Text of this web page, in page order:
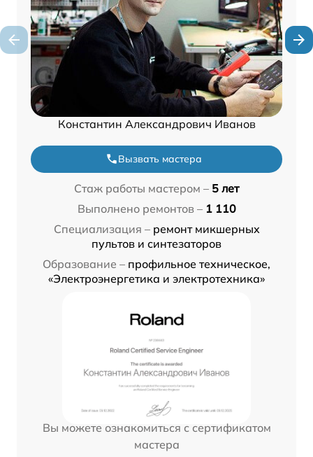
Константин Александрович Иванов
Вызвать мастера
Стаж работы мастером – 5 лет
Выполнено ремонтов – 1 110
Специализация – ремонт микшерных
пультов и синтезаторов
Образование – профильное техническое,
«Электроэнергетика и электротехника»
Вы можете ознакомиться с сертификатом
мастера